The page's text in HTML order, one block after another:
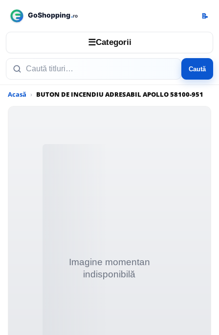
☰Categorii
Caută
📝
Acasă BUTON DE INCENDIU ADRESABIL APOLLO 58100-951